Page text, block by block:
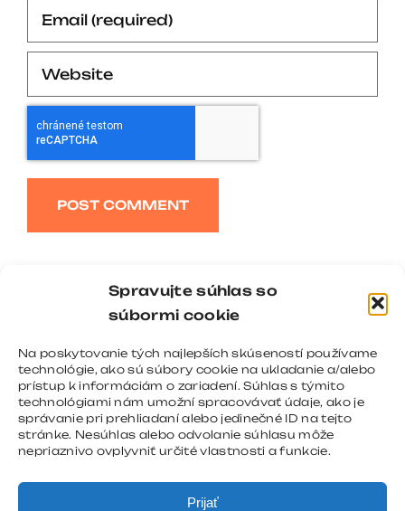
Spravujte súhlas so
súbormi cookie
Na poskytovanie tých najlepších skúseností používame
technológie, ako sú súbory cookie na ukladanie a/alebo
prístup k informáciám o zariadení. Súhlas s týmito
technológiami nám umožní spracovávať údaje, ako je
správanie pri prehliadaní alebo jedinečné ID na tejto
stránke. Nesúhlas alebo odvolanie súhlasu môže
nepriaznivo ovplyvniť určité vlastnosti a funkcie.
Prijať